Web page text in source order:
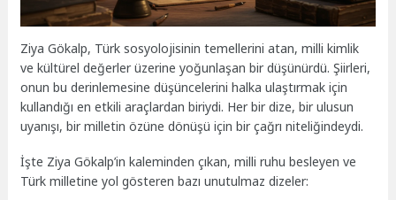
Ziya Gökalp, Türk sosyolojisinin temellerini atan, milli kimlik
ve kültürel değerler üzerine yoğunlaşan bir düşünürdü. Şiirleri,
onun bu derinlemesine düşüncelerini halka ulaştırmak için
kullandığı en etkili araçlardan biriydi. Her bir dize, bir ulusun
uyanışı, bir milletin özüne dönüşü için bir çağrı niteliğindeydi.
İşte Ziya Gökalp’in kaleminden çıkan, milli ruhu besleyen ve
Türk milletine yol gösteren bazı unutulmaz dizeler: